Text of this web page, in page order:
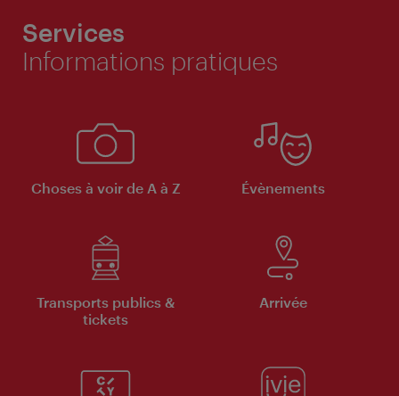
Services
Informations pratiques
Choses à voir de A à Z Évènements
Transports publics &
tickets
Arrivée